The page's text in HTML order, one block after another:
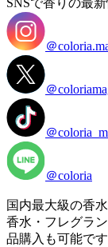
＠
＠
＠
＠coloria
国内最大級の香
香水・フレグラ
品購入も可能で